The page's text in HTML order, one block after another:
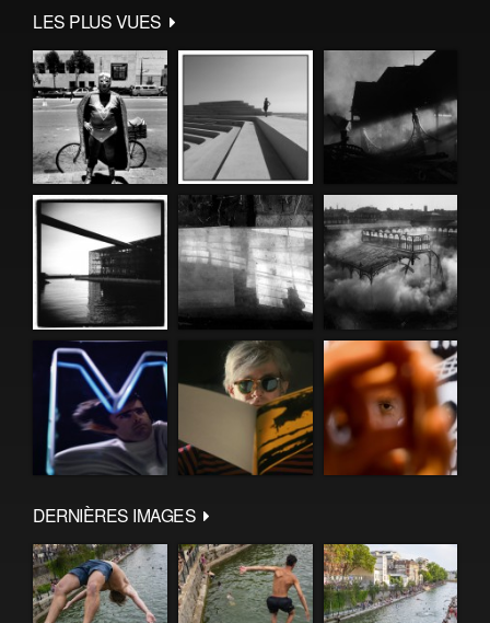
LES PLUS VUES
DERNIÈRES IMAGES